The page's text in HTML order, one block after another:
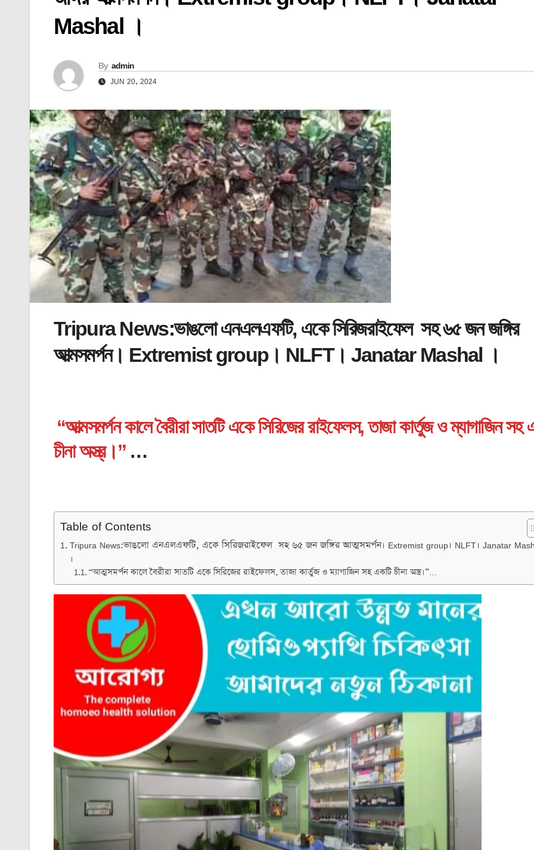
Mashal ।
By admin
JUN 20, 2024
Tripura News:ভাঙলো এনএলএফটি, একে সিরিজরাইফেল সহ ৬৫ জন জঙ্গির
আত্মসমর্পন। Extremist group। NLFT। Janatar Mashal ।
“আত্মসমর্পন কালে বৈরীরা সাতটি একে সিরিজের রাইফেলস, তাজা কার্তুজ ও ম্যাগাজিন সহ
চীনা অস্ত্র।” …
Table of Contents
Tripura News:ভাঙলো এনএলএফটি, একে সিরিজরাইফেল সহ ৬৫ জন জঙ্গির আত্মসমর্পন। Extremist group। NLFT। Janatar
।
“আত্মসমর্পন কালে বৈরীরা সাতটি একে সিরিজের রাইফেলস, তাজা কার্তুজ ও ম্যাগাজিন সহ একটি চীনা অস্ত্র।”…